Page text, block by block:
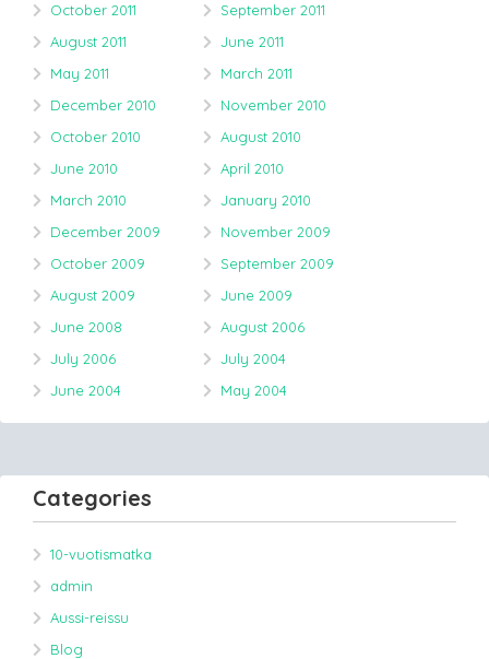
October 2011
September 2011
August 2011
June 2011
May 2011
March 2011
December 2010
November 2010
October 2010
August 2010
June 2010
April 2010
March 2010
January 2010
December 2009
November 2009
October 2009
September 2009
August 2009
June 2009
June 2008
August 2006
July 2006
July 2004
June 2004
May 2004
Categories
10-vuotismatka
admin
Aussi-reissu
Blog